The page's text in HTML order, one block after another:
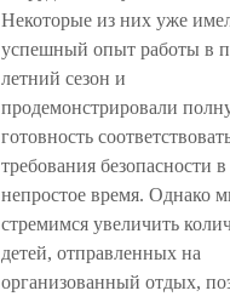
Некоторые из них уже
успешный опыт работы в
летний сезон и
продемонстрировали
готовность
требования безопасности в
непростое время. Однако
стремимся увеличить
детей, отправленных на
организованный отдых,